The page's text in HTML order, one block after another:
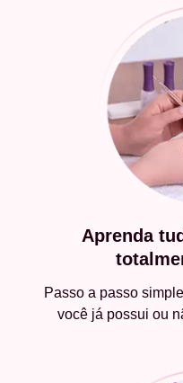
Aprenda
Passo a passo
você já possui ou